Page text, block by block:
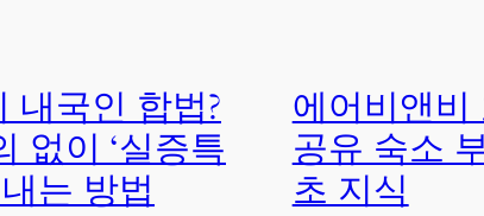
내국인 합법?
없이 ‘실증특
는 방법
에어비앤비
공유 숙소
초 지식